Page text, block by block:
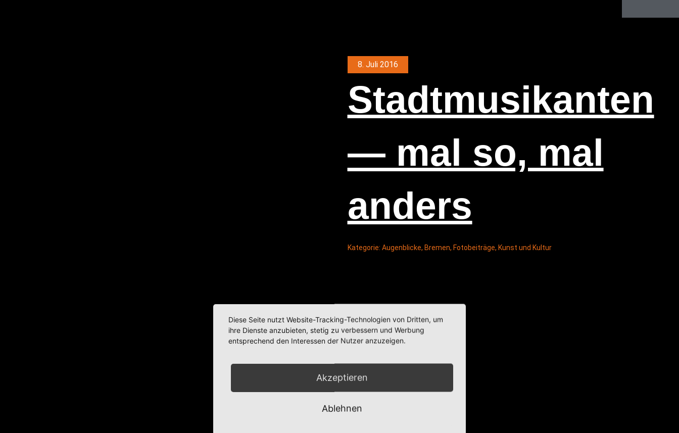
8. Juli 2016
Stadt­mu­si­kan­ten
— mal so, mal
anders
Kategorie: Augenblicke, Bremen, Fotobeiträge, Kunst und Kultur
Diese Seite nutzt Website-Tracking-Technologien von Dritten, um
ihre Dienste anzubieten, stetig zu verbessern und Werbung
entsprechend den Interessen der Nutzer anzuzeigen.
Akzeptieren
Ablehnen